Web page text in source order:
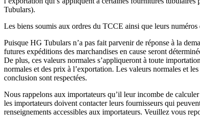
Tubulars).
Les biens soumis aux ordres du TCCE ainsi que leurs
Puisque HG Tubulars n’a pas fait parvenir de réponse à la
futures expéditions des marchandises en cause seront
De plus, ces valeurs normales s’appliqueront à toute
normales et des prix à l’exportation. Les valeurs normales et
conclusion sont respectées.
Nous rappelons aux importateurs qu’il leur incombe de
les importateurs doivent contacter leurs fournisseurs qui
renseignements accessibles aux importateurs. Veuillez vous